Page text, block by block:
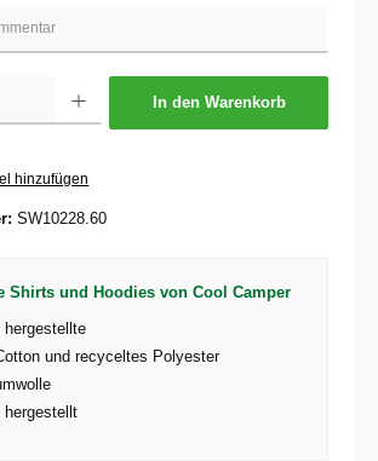
In den Warenkorb
hinzufügen
SW10228.60
Shirts und Hoodies von Cool Camper
hergestellte
und recyceltes Polyester
hergestellt